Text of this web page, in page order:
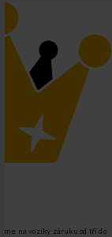
od tří do